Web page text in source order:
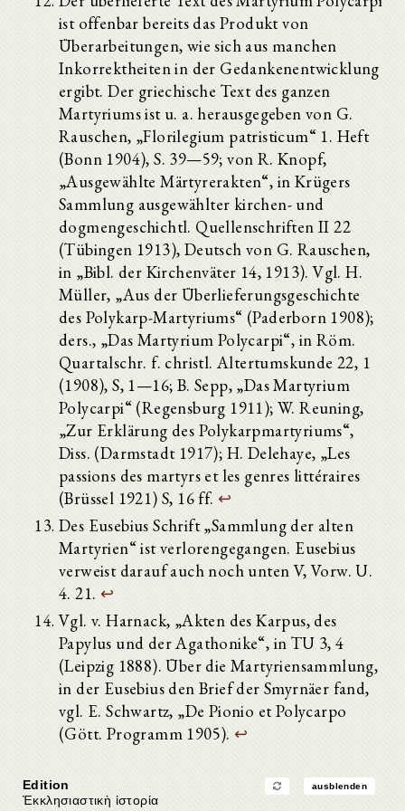
ist offenbar bereits das Produkt von
Überarbeitungen, wie sich aus manchen
Inkorrektheiten in der Gedankenentwicklung
ergibt. Der griechische Text des ganzen
Martyriums ist u. a. herausgegeben von G.
Rauschen, „Florilegium patristicum“ 1. Heft
(Bonn 1904), S. 39—59; von R. Knopf,
„Ausgewählte Märtyrerakten“, in Krügers
Sammlung ausgewählter kirchen- und
dogmengeschichtl. Quellenschriften II 22
(Tübingen 1913), Deutsch von G. Rauschen,
in „Bibl. der Kirchenväter 14, 1913). Vgl. H.
Müller, „Aus der Überlieferungsgeschichte
des Polykarp-Martyriums“ (Paderborn 1908);
ders., „Das Martyrium Polycarpi“, in Röm.
Quartalschr. f. christl. Altertumskunde 22, 1
(1908), S, 1—16; B. Sepp, „Das Martyrium
Polycarpi“ (Regensburg 1911); W. Reuning,
„Zur Erklärung des Polykarpmartyriums“,
Diss. (Darmstadt 1917); H. Delehaye, „Les
passions des martyrs et les genres littéraires
(Brüssel 1921) S, 16 ff. ↩
Des Eusebius Schrift „Sammlung der alten
Martyrien“ ist verlorengegangen. Eusebius
verweist darauf auch noch unten V, Vorw. U.
4. 21. ↩
Vgl. v. Harnack, „Akten des Karpus, des
Papylus und der Agathonike“, in TU 3, 4
(Leipzig 1888). Über die Martyriensammlung,
in der Eusebius den Brief der Smyrnäer fand,
vgl. E. Schwartz, „De Pionio et Polycarpo
(Gött. Programm 1905). ↩
Edition ausblenden
Ἐκκλησιαστικὴ ἱστορία